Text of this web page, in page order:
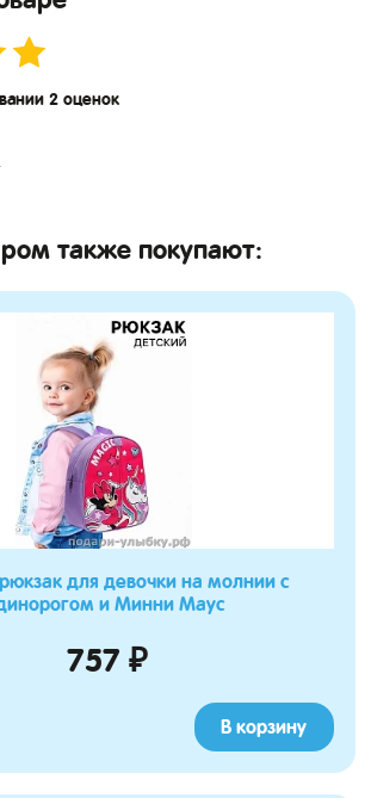
2 оценок
также покупают:
для девочки на молнии с
и Минни Маус
757 ₽
В корзину